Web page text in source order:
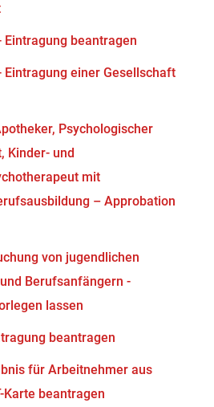
beantragen
einer Gesellschaft
Psychologischer
Kinder- und
mit
– Approbation
von jugendlichen
Berufsanfängern -
lassen
beantragen
für Arbeitnehmer aus
Karte beantragen